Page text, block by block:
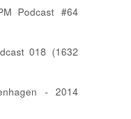
Podcast #64
018 (1632
- 2014